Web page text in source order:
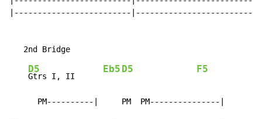
|-------------------------
D5
Gtrs I, II
Eb5 D5 F5
      PM----------|     PM  PM---------------|